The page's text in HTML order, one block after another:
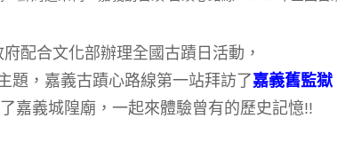
配合文化部辦理全國古蹟日活動，
題，嘉義古蹟心路線第一站拜訪了嘉義舊監獄
嘉義城隍廟，一起來體驗曾有的歷史記憶!!